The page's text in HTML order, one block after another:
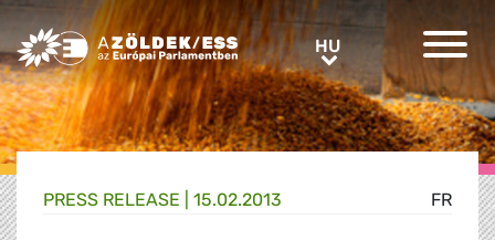
Greens/EFA Home HUHU
FR
PRESS RELEASE | 15.02.2013